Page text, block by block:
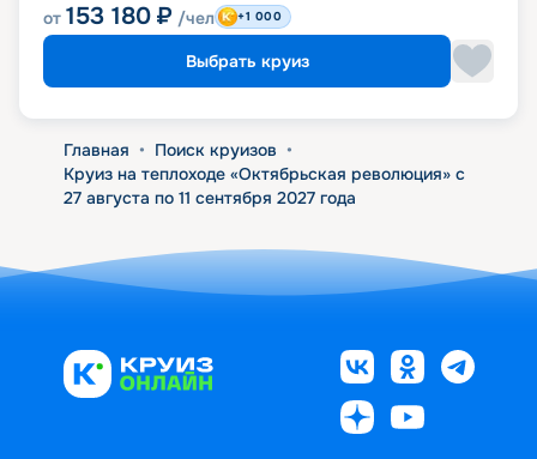
от 153 180 ₽ /чел +1 000
Выбрать круиз
Главная • Поиск круизов •
Круиз на теплоходе «Октябрьская революция» с
27 августа по 11 сентября 2027 года